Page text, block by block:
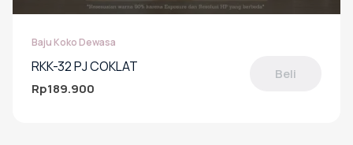
Baju Koko Dewasa
RKK-32 PJ COKLAT
Rp189.900
Beli